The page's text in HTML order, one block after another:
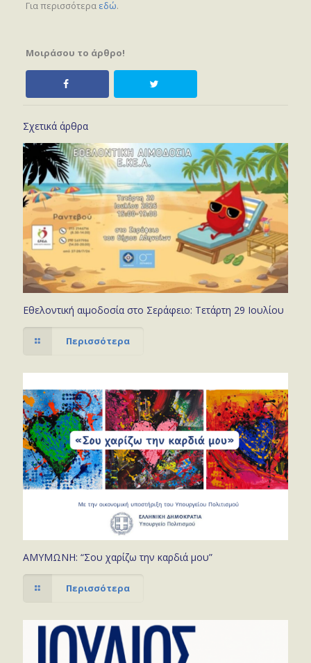
Για περισσότερα εδώ.
Μοιράσου το άρθρο!
Σχετικά άρθρα
Εθελοντική αιμοδοσία στο Σεράφειο: Τετάρτη 29 Ιουλίου
Περισσότερα
ΑΜΥΜΩΝΗ: “Σου χαρίζω την καρδιά μου”
Περισσότερα